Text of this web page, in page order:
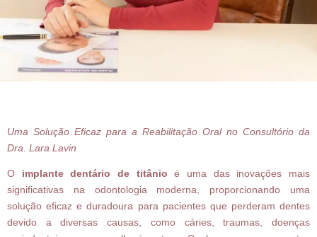
Uma Solução Eficaz para a Reabilitação Oral no Consultório da
Dra. Lara Lavin
O implante dentário de titânio é uma das inovações mais
significativas na odontologia moderna, proporcionando uma
solução eficaz e duradoura para pacientes que perderam dentes
devido a diversas causas, como cáries, traumas, doenças